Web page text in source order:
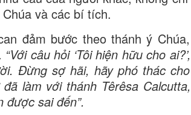
và các bí tích.
đảm bước theo thánh ý
“Với câu hỏi ‘Tôi hiện hữu cho
Đừng sợ hãi, hãy phó thác
làm với thánh Têrêsa
sai đến”.